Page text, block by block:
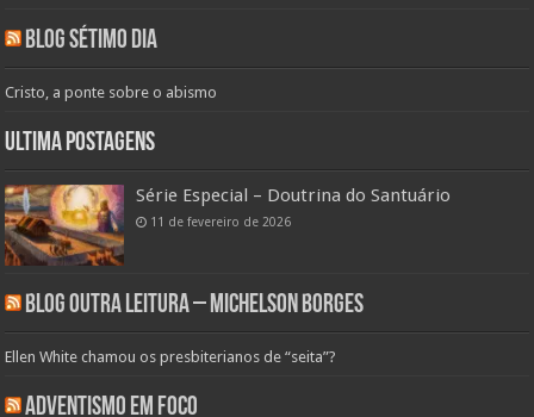
Blog Sétimo Dia
Cristo, a ponte sobre o abismo
Ultima Postagens
Série Especial – Doutrina do Santuário
11 de fevereiro de 2026
Blog Outra Leitura – Michelson Borges
Ellen White chamou os presbiterianos de “seita”?
Adventismo em Foco